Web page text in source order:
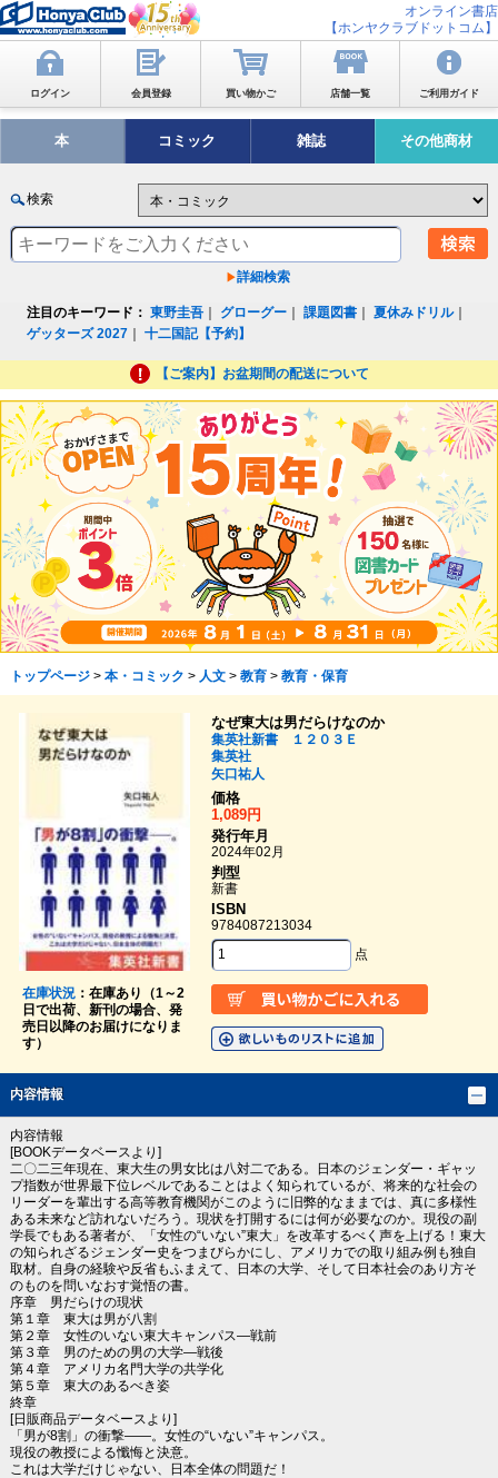
オンライン書店
【ホンヤクラブドットコム】
ログイン 会員登録 買い物かご 店舗一覧 ご利用ガイド
本 コミック 雑誌 その他商材
検索
詳細検索
注目のキーワード： 東野圭吾 グローグー ｜課題図書 ｜夏休みドリル｜
ゲッターズ 2027 ｜十二国記【予約】
【ご案内】お盆期間の配送について
トップページ> 本・コミック > 人文> 教育> 教育・保育
在庫状況：在庫あり（1～2
日で出荷、新刊の場合、発
売日以降のお届けになりま
す）
なぜ東大は男だらけなのか
集英社新書 １２０３Ｅ
集英社
矢口祐人
価格
1,089円
発行年月
2024年02月
判型
新書
ISBN
9784087213034
点
内容情報
内容情報
[BOOKデータベースより]
二〇二三年現在、東大生の男女比は八対二である。日本のジェンダー・ギャッ
プ指数が世界最下位レベルであることはよく知られているが、将来的な社会の
リーダーを輩出する高等教育機関がこのように旧弊的なままでは、真に多様性
ある未来など訪れないだろう。現状を打開するには何が必要なのか。現役の副
学長でもある著者が、「女性の“いない”東大」を改革するべく声を上げる！東大
の知られざるジェンダー史をつまびらかにし、アメリカでの取り組み例も独自
取材。自身の経験や反省もふまえて、日本の大学、そして日本社会のあり方そ
のものを問いなおす覚悟の書。
序章 男だらけの現状
第１章 東大は男が八割
第２章 女性のいない東大キャンパス―戦前
第３章 男のための男の大学―戦後
第４章 アメリカ名門大学の共学化
第５章 東大のあるべき姿
終章
[日販商品データベースより]
「男が8割」の衝撃――。女性の“いない”キャンパス。
現役の教授による懺悔と決意。
これは大学だけじゃない、日本全体の問題だ！